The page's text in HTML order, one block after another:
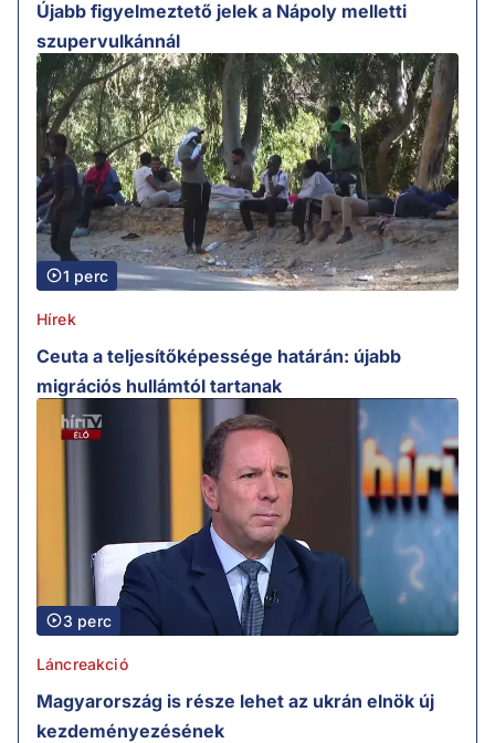
Újabb figyelmeztető jelek a Nápoly melletti
szupervulkánnál
1 perc
Hírek
Ceuta a teljesítőképessége határán: újabb
migrációs hullámtól tartanak
3 perc
Láncreakció
Magyarország is része lehet az ukrán elnök új
kezdeményezésének